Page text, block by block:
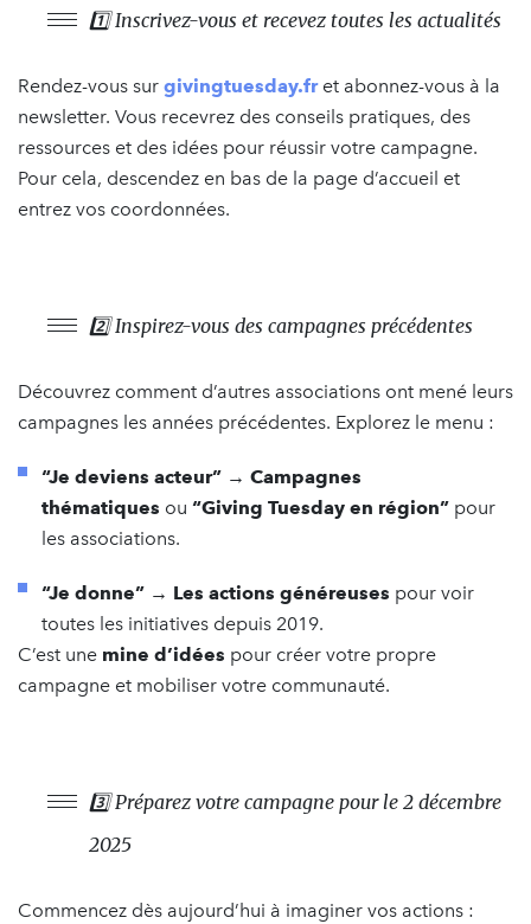
1️⃣ Inscrivez-vous et recevez toutes les actualités
Rendez-vous sur givingtuesday.fret abonnez-vous à la
newsletter. Vous recevrez des conseils pratiques, des
ressources et des idées pour réussir votre campagne.
Pour cela, descendez en bas de la page d’accueil et
entrez vos coordonnées.
2️⃣ Inspirez-vous des campagnes précédentes
Découvrez comment d’autres associations ont mené leurs
campagnes les années précédentes. Explorez le menu :
“Je deviens acteur” → Campagnes
thématiques ou “Giving Tuesday en région” pour
les associations.
“Je donne” → Les actions généreuses pour voir
toutes les initiatives depuis 2019.
C’est une mine d’idées pour créer votre propre
campagne et mobiliser votre communauté.
3️⃣ Préparez votre campagne pour le 2 décembre
2025
Commencez dès aujourd’hui à imaginer vos actions :